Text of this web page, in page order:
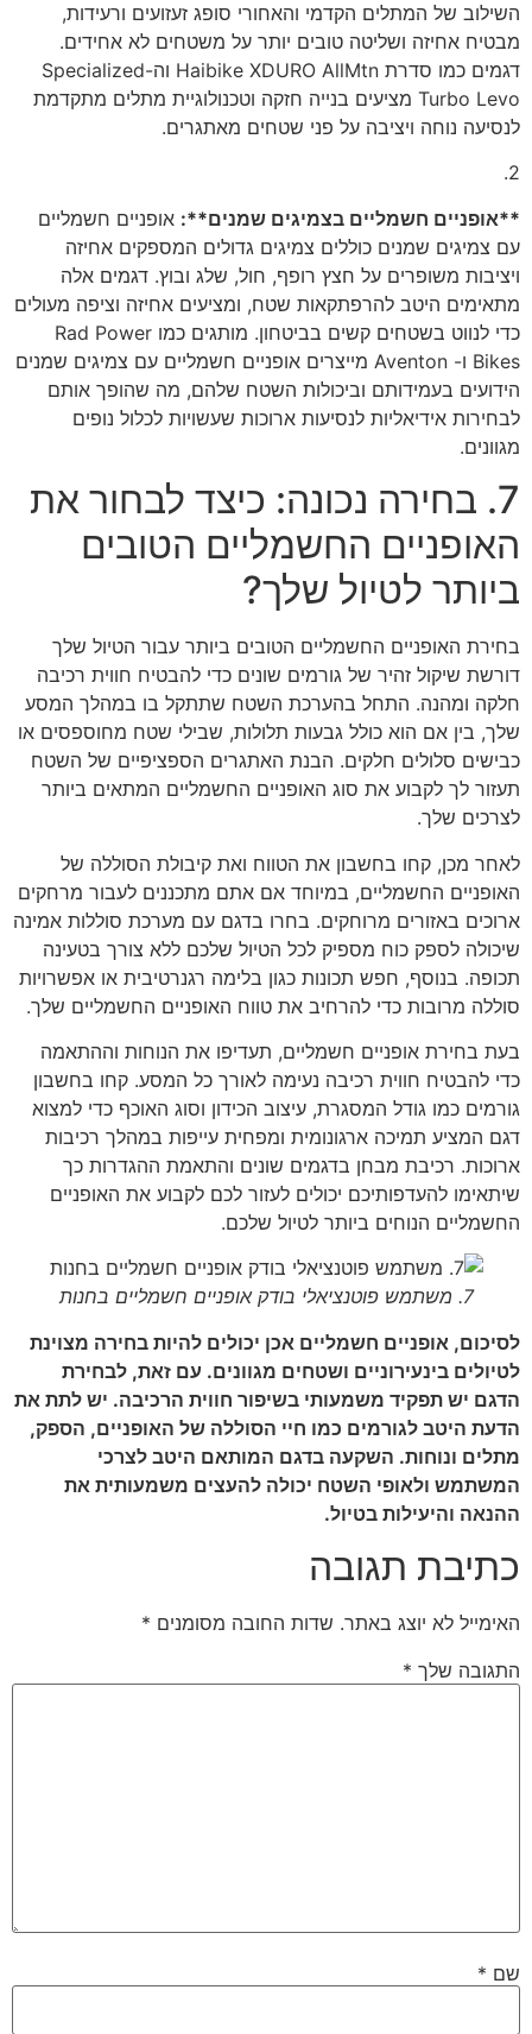
השילוב של המתלים הקדמי והאחורי סופג זעזועים ורעידות,
מבטיח אחיזה ושליטה טובים יותר על משטחים לא אחידים.
דגמים כמו סדרת Haibike XDURO AllMtn וה-Specialized
Turbo Levo מציעים בנייה חזקה וטכנולוגיית מתלים מתקדמת
לנסיעה נוחה ויציבה על פני שטחים מאתגרים.
2.
**אופניים חשמליים בצמיגים שמנים**: אופניים חשמליים
עם צמיגים שמנים כוללים צמיגים גדולים המספקים אחיזה
ויציבות משופרים על חצץ רופף, חול, שלג ובוץ. דגמים אלה
מתאימים היטב להרפתקאות שטח, ומציעים אחיזה וציפה מעולים
כדי לנווט בשטחים קשים בביטחון. מותגים כמו Rad Power
Bikes ו- Aventon מייצרים אופניים חשמליים עם צמיגים שמנים
הידועים בעמידותם וביכולות השטח שלהם, מה שהופך אותם
לבחירות אידיאליות לנסיעות ארוכות שעשויות לכלול נופים
מגוונים.
7. בחירה נכונה: כיצד לבחור את
האופניים החשמליים הטובים
ביותר לטיול שלך?
בחירת האופניים החשמליים הטובים ביותר עבור הטיול שלך
דורשת שיקול זהיר של גורמים שונים כדי להבטיח חווית רכיבה
חלקה ומהנה. התחל בהערכת השטח שתתקל בו במהלך המסע
שלך, בין אם הוא כולל גבעות תלולות, שבילי שטח מחוספסים או
כבישים סלולים חלקים. הבנת האתגרים הספציפיים של השטח
תעזור לך לקבוע את סוג האופניים החשמליים המתאים ביותר
לצרכים שלך.
לאחר מכן, קחו בחשבון את הטווח ואת קיבולת הסוללה של
האופניים החשמליים, במיוחד אם אתם מתכננים לעבור מרחקים
ארוכים באזורים מרוחקים. בחרו בדגם עם מערכת סוללות אמינה
שיכולה לספק כוח מספיק לכל הטיול שלכם ללא צורך בטעינה
תכופה. בנוסף, חפש תכונות כגון בלימה רגנרטיבית או אפשרויות
סוללה מרובות כדי להרחיב את טווח האופניים החשמליים שלך.
בעת בחירת אופניים חשמליים, תעדיפו את הנוחות וההתאמה
כדי להבטיח חווית רכיבה נעימה לאורך כל המסע. קחו בחשבון
גורמים כמו גודל המסגרת, עיצוב הכידון וסוג האוכף כדי למצוא
דגם המציע תמיכה ארגונומית ומפחית עייפות במהלך רכיבות
ארוכות. רכיבת מבחן בדגמים שונים והתאמת ההגדרות כך
שיתאימו להעדפותיכם יכולים לעזור לכם לקבוע את האופניים
החשמליים הנוחים ביותר לטיול שלכם.
7. משתמש פוטנציאלי בודק אופניים חשמליים בחנות
לסיכום, אופניים חשמליים אכן יכולים להיות בחירה מצוינת
לטיולים בינעירוניים ושטחים מגוונים. עם זאת, לבחירת
הדגם יש תפקיד משמעותי בשיפור חווית הרכיבה. יש לתת את
הדעת היטב לגורמים כמו חיי הסוללה של האופניים, הספק,
מתלים ונוחות. השקעה בדגם המותאם היטב לצרכי
המשתמש ולאופי השטח יכולה להעצים משמעותית את
ההנאה והיעילות בטיול.
כתיבת תגובה
האימייל לא יוצג באתר. שדות החובה מסומנים *
התגובה שלך *
שם *